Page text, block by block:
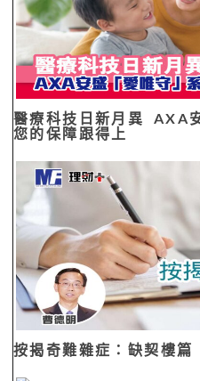
醫療科技日新月異 AXA
您的保障跟得上
按揭奇難雜症：缺契樓篇